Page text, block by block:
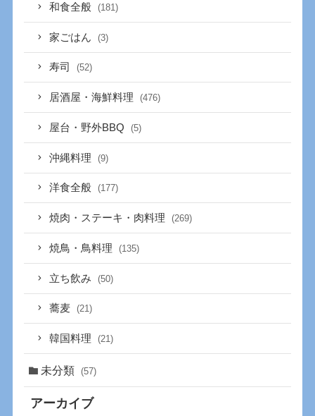
和食全般 (181)
家ごはん (3)
寿司 (52)
居酒屋・海鮮料理 (476)
屋台・野外BBQ (5)
沖縄料理 (9)
洋食全般 (177)
焼肉・ステーキ・肉料理 (269)
焼鳥・鳥料理 (135)
立ち飲み (50)
蕎麦 (21)
韓国料理 (21)
未分類 (57)
アーカイブ